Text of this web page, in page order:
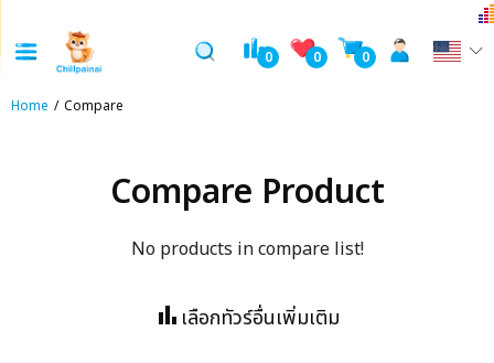
0 0 0
Home Compare
Compare Product
No products in compare list!
bar_chart เลือกทัวร์อื่นเพิ่มเติม